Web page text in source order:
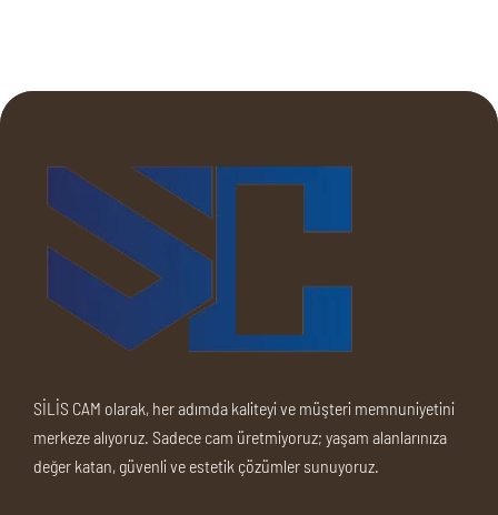
SİLİS CAM olarak, her adımda kaliteyi ve müşteri memnuniyetini
merkeze alıyoruz. Sadece cam üretmiyoruz; yaşam alanlarınıza
değer katan, güvenli ve estetik çözümler sunuyoruz.